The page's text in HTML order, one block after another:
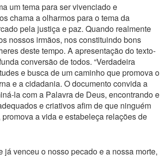
um tema para ser vivenciado e
chama a olharmos para o tema da
pela justiça e paz. Quando realmente
nossos irmãos, nos constituindo bons
deste tempo. A apresentação do texto-
conversão de todos. “Verdadeira
e busca de um caminho que promova o
e a cidadania. O documento convida a
la com a Palavra de Deus, encontrando e
e criativos afim de que ninguém
a vida e estabeleça relações de
venceu o nosso pecado e a nossa morte,